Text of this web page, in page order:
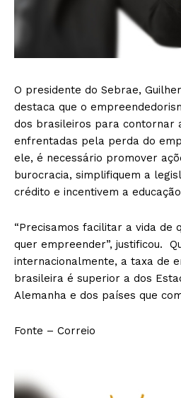
O presidente do Sebrae,
destaca que o
dos brasileiros para contornar
enfrentadas pela perda do
ele, é necessário promover
burocracia, simplifiquem a
crédito e incentivem a
“Precisamos facilitar a vida de
quer empreender”, justificou.
internacionalmente, a taxa de
brasileira é superior a dos
Alemanha e dos países que
Fonte – Correio